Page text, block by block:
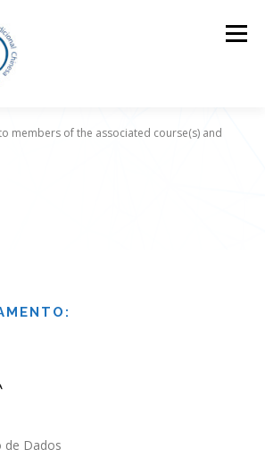
Menu
LOG IN
members of the associated course(s) and
de Dados